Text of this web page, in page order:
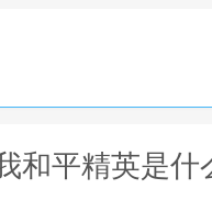
和平精英是